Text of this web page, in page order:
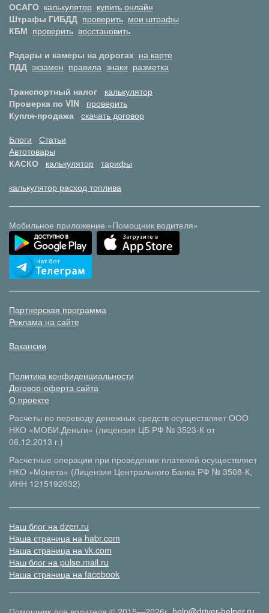
ОСАГО калькулятор купить онлайн
Штрафы ГИБДД проверить мои штрафы
КБМ проверить восстановить
Радары и камеры на дорогах на карте
ПДД экзамен правила знаки разметка
Транспортный налог
калькулятор
Проверка по VIN
проверить
Купля-продажа скачать договор
Блоги
Статьи
Автотовары
КАСКО
калькулятор тарифы
калькулятор расход топлива
Мобильное приложение «Помощник водителя»
Партнерская программа
Реклама на сайте
Вакансии
Политика конфиденциальности
Договор-оферта сайта
О проекте
Расчеты по переводу денежных средств осуществляет ООО
НКО «МОБИ.Деньги» (лицензия ЦБ РФ № 3523-К от
06.12.2013 г.)
Расчетные операции при проведении платежей осуществляет
НКО «Монета» (Лицензия Центрального Банка РФ № 3508-К,
ИНН 1215192632)
Наш блог на dzen.ru
Наша страница на habr.com
Наша страница на vk.com
Наш блог на pulse.mail.ru
Наша страница на facebook